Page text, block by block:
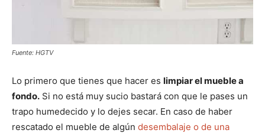
Fuente: HGTV
Lo primero que tienes que hacer es limpiar el mueble a
fondo. Si no está muy sucio bastará con que le pases un
trapo humedecido y lo dejes secar. En caso de haber
rescatado el mueble de algún desembalaje o de una